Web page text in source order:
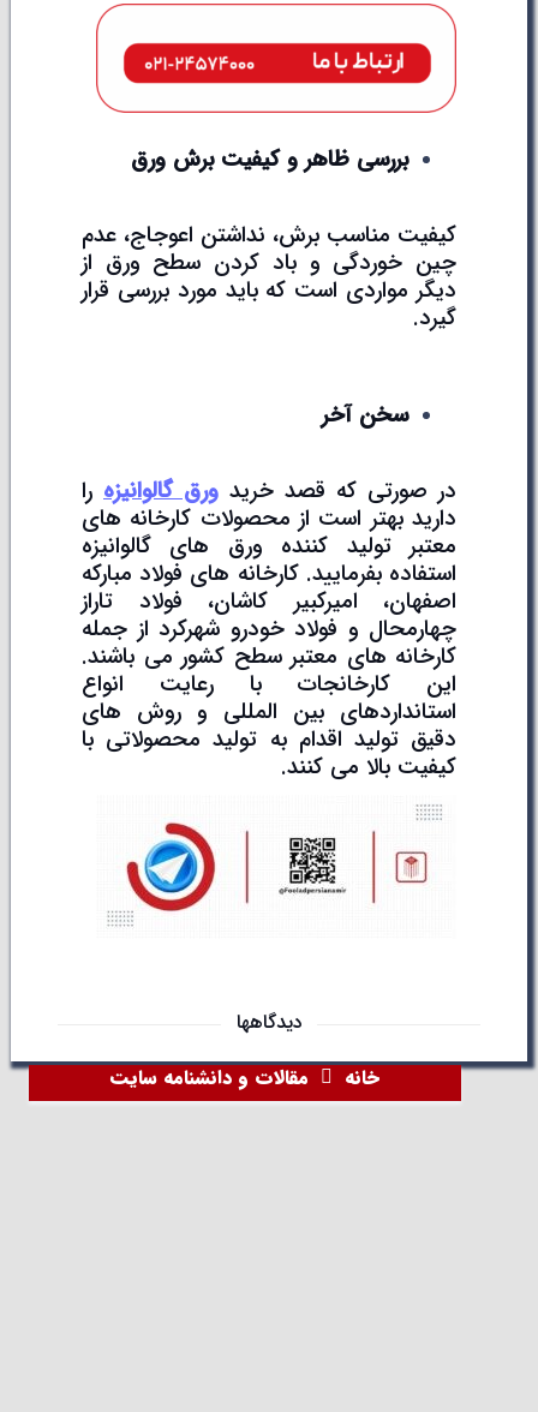
بررسی ظاهر و کیفیت برش ورق
کیفیت مناسب برش، نداشتن اعوجاج، عدم
چین خوردگی و باد کردن سطح ورق از
دیگر مواردی است که باید مورد بررسی قرار
گیرد.
سخن آخر
در صورتی که قصد خرید ورق گالوانیزه را
دارید بهتر است از محصولات کارخانه های
معتبر تولید کننده ورق های گالوانیزه
استفاده بفرمایید. کارخانه های فولاد مبارکه
اصفهان، امیرکبیر کاشان، فولاد تاراز
چهارمحال و فولاد خودرو شهرکرد از جمله
کارخانه های معتبر سطح کشور می باشند.
این کارخانجات با رعایت انواع
استانداردهای بین المللی و روش های
دقیق تولید اقدام به تولید محصولاتی با
کیفیت بالا می کنند.
دیدگاهها
خانه
مقالات و دانشنامه سایت